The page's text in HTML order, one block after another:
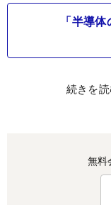
「半導
続きを
無料